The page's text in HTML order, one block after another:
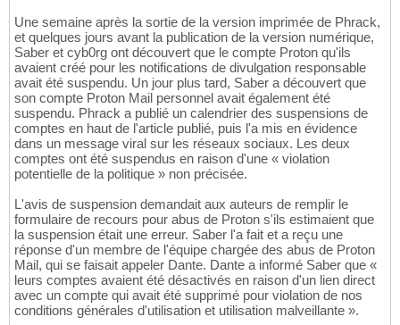
Une semaine après la sortie de la version imprimée de Phrack,
et quelques jours avant la publication de la version numérique,
Saber et cyb0rg ont découvert que le compte Proton qu'ils
avaient créé pour les notifications de divulgation responsable
avait été suspendu. Un jour plus tard, Saber a découvert que
son compte Proton Mail personnel avait également été
suspendu. Phrack a publié un calendrier des suspensions de
comptes en haut de l'article publié, puis l'a mis en évidence
dans un message viral sur les réseaux sociaux. Les deux
comptes ont été suspendus en raison d'une « violation
potentielle de la politique » non précisée.
L'avis de suspension demandait aux auteurs de remplir le
formulaire de recours pour abus de Proton s'ils estimaient que
la suspension était une erreur. Saber l'a fait et a reçu une
réponse d'un membre de l'équipe chargée des abus de Proton
Mail, qui se faisait appeler Dante. Dante a informé Saber que «
leurs comptes avaient été désactivés en raison d'un lien direct
avec un compte qui avait été supprimé pour violation de nos
conditions générales d'utilisation et utilisation malveillante ».